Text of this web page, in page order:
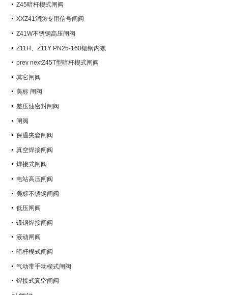
Z45暗杆楔式闸阀
XXZ41消防专用信号闸阀
Z41W不锈钢高压闸阀
Z11H、Z11Y PN25-160锻钢内螺
纹楔式闸阀
prev nextZ45T型暗杆楔式闸阀
其它闸阀
美标 闸阀
差压油密封闸阀
闸阀
保温夹套闸阀
真空焊接闸阀
焊接式闸阀
电站高压闸阀
美标不锈钢闸阀
低压闸阀
锻钢焊接闸阀
液动闸阀
暗杆楔式闸阀
气动带手动楔式闸阀
焊接式真空闸阀